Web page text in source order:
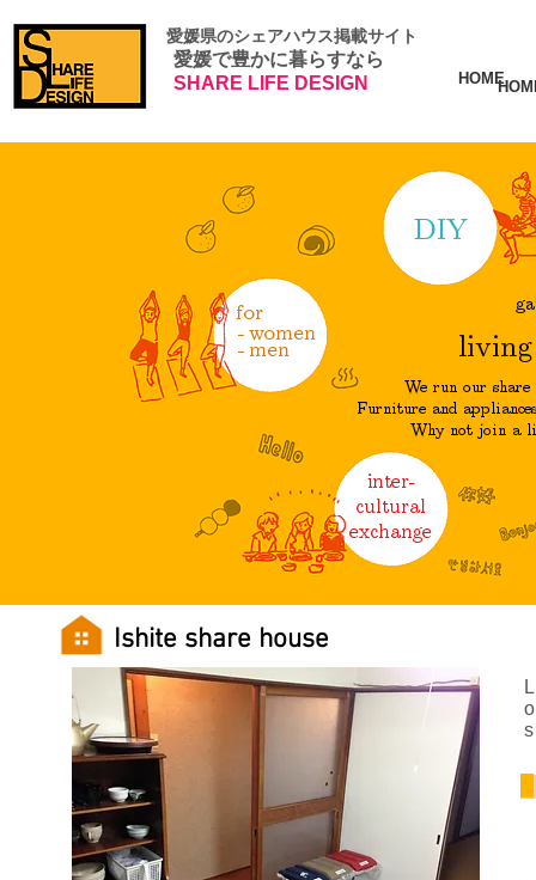
​ 愛媛県のシェアハウス掲載サイト
愛媛で豊かに暮らすなら
SHARE LIFE DESIGN
HOME
Ishite share house